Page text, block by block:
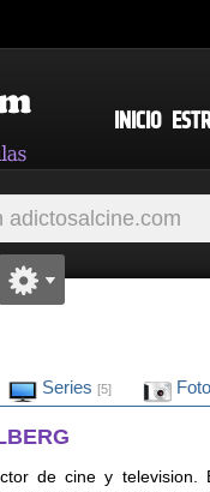
INICIO
Series [5]
de cine y television.